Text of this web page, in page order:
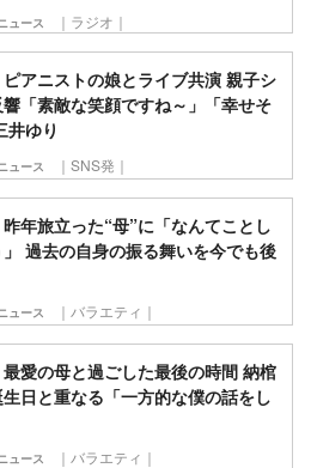
ュース ｜ラジオ｜
アニストの娘とライブ共演 親子シ
響「素敵な笑顔ですね～」「幸せそ
井ゆり
ュース ｜SNS発｜
年旅立った“母”に「なんてことし
過去の自身の振る舞いを今でも後
ュース ｜バラエティ｜
愛の母と過ごした最後の時間 納棺
日と重なる「一方的な僕の話をし
ュース ｜バラエティ｜